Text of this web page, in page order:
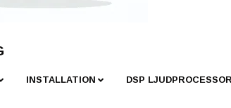
INSTALLATION DSP LJUDPROCESSOR